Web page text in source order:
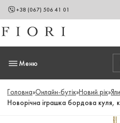
+38 (067) 506 41 01
Меню
Головна»Онлайн-бутік»Новий рік»
Новорічна іграшка бордова куля,